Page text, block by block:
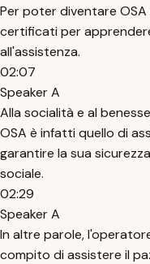
Per poter diventare
certificati per
all'assistenza.
02:07
Speaker A
Alla socialità e al
OSA è infatti quello di
garantire la sua
sociale.
02:29
Speaker A
In altre parole,
compito di assistere il